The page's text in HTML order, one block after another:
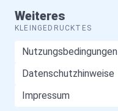
Weiteres
KLEINGEDRUCKTES
Nutzungsbedingungen
Datenschutzhinweise
Impressum